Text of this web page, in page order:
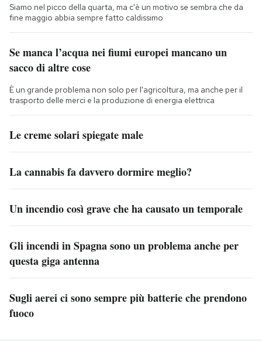
Siamo nel picco della quarta, ma c'è un motivo se sembra che da
fine maggio abbia sempre fatto caldissimo
Se manca l’acqua nei fiumi europei mancano un
sacco di altre cose
È un grande problema non solo per l'agricoltura, ma anche per il
trasporto delle merci e la produzione di energia elettrica
Le creme solari spiegate male
La cannabis fa davvero dormire meglio?
Un incendio così grave che ha causato un temporale
Gli incendi in Spagna sono un problema anche per
questa giga antenna
Sugli aerei ci sono sempre più batterie che prendono
fuoco